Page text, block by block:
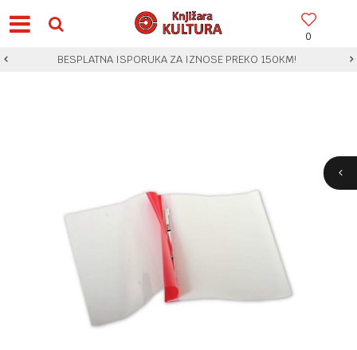
0
BESPLATNA ISPORUKA ZA IZNOSE PREKO 150KM!